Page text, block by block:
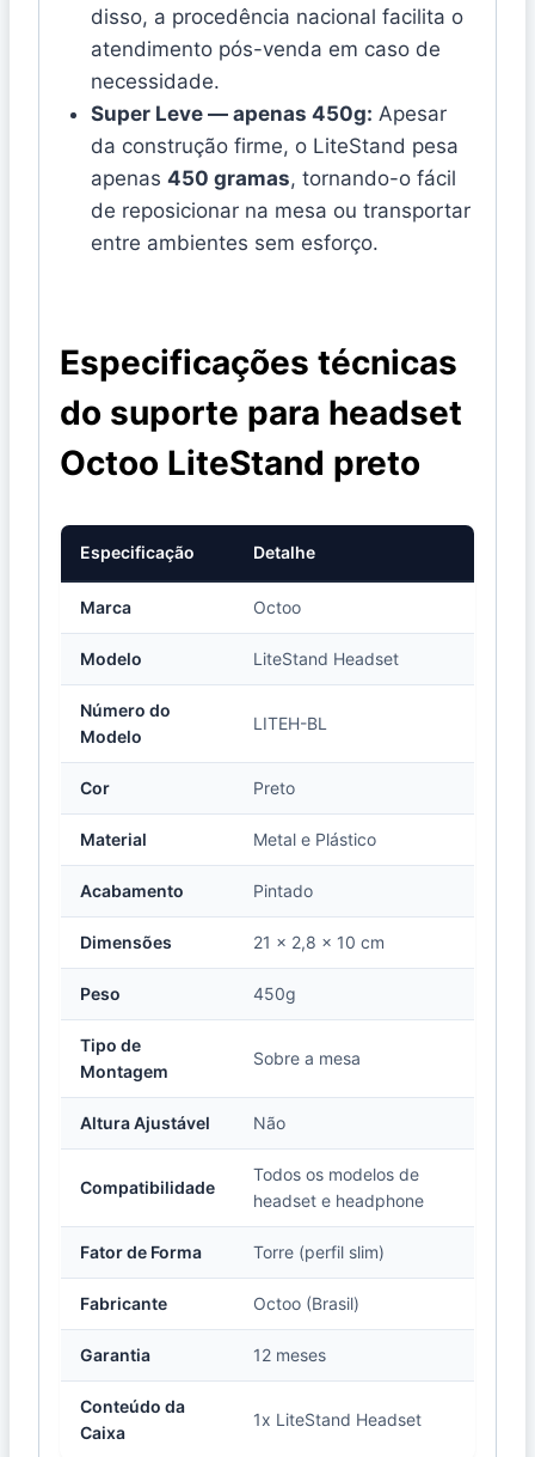
disso, a procedência nacional facilita o
atendimento pós-venda em caso de
necessidade.
Super Leve — apenas 450g: Apesar
da construção firme, o LiteStand pesa
apenas 450 gramas, tornando-o fácil
de reposicionar na mesa ou transportar
entre ambientes sem esforço.
Especificações técnicas
do suporte para headset
Octoo LiteStand preto
Especificação Detalhe
Marca Octoo
Modelo LiteStand Headset
Número do
Modelo
LITEH-BL
Cor Preto
Material Metal e Plástico
Acabamento Pintado
Dimensões 21 x 2,8 x 10 cm
Peso 450g
Tipo de
Montagem
Sobre a mesa
Altura Ajustável Não
Compatibilidade
Todos os modelos de
headset e headphone
Fator de Forma Torre (perfil slim)
Fabricante Octoo (Brasil)
Garantia 12 meses
Conteúdo da
Caixa
1x LiteStand Headset